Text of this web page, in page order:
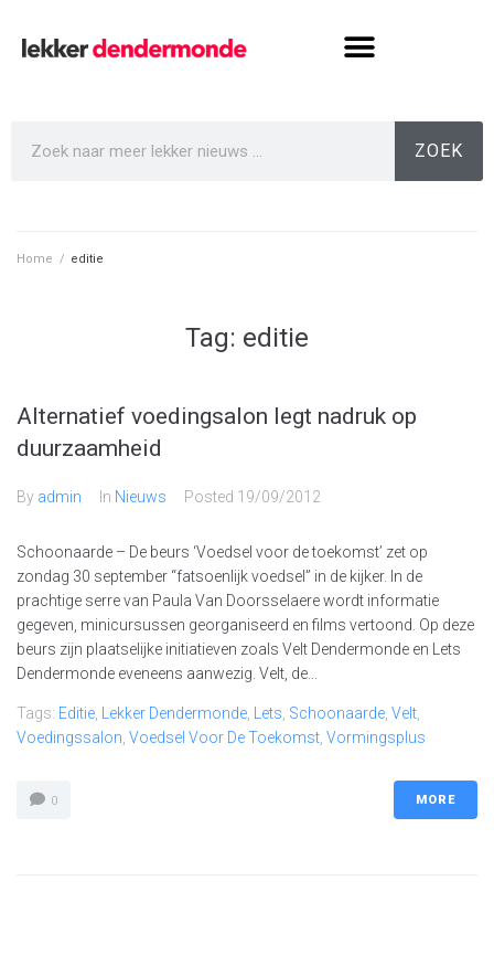
ZOEK
Home / editie
Tag: editie
Alternatief voedingsalon legt nadruk op
duurzaamheid
By admin In Nieuws Posted 19/09/2012
Schoonaarde – De beurs ‘Voedsel voor de toekomst’ zet op
zondag 30 september “fatsoenlijk voedsel” in de kijker. In de
prachtige serre van Paula Van Doorsselaere wordt informatie
gegeven, minicursussen georganiseerd en films vertoond. Op deze
beurs zijn plaatselijke initiatieven zoals Velt Dendermonde en Lets
Dendermonde eveneens aanwezig. Velt, de...
Tags: Editie Lekker Dendermonde Lets Schoonaarde Velt
Voedingssalon Voedsel Voor De Toekomst Vormingsplus
0 MORE